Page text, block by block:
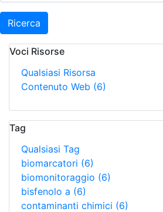
Ricerca
Voci Risorse
Qualsiasi Risorsa
Contenuto Web (6)
Tag
Qualsiasi Tag
biomarcatori (6)
biomonitoraggio (6)
bisfenolo a (6)
contaminanti chimici (6)